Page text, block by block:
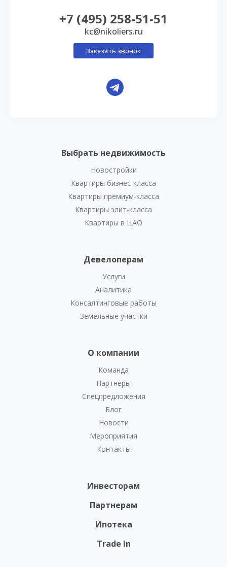
Выбрать недвижимость
Новостройки
Квартиры бизнес-класса
Квартиры премиум-класса
Квартиры элит-класса
Квартиры в ЦАО
Девелоперам
Услуги
Аналитика
Консалтинговые работы
Земельные участки
О компании
Команда
Партнеры
Спецпредложения
Блог
Новости
Мероприятия
Контакты
Инвесторам
Партнерам
Ипотека
Trade In
+7 (495) 258-51-51
kc@nikoliers.ru
Заказать звонок